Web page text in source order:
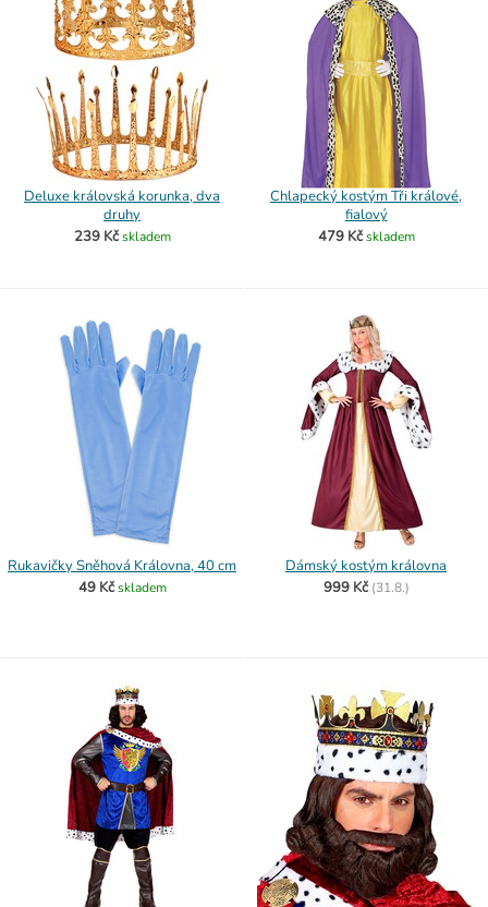
Deluxe královská korunka, dva
druhy
239 Kč skladem
Chlapecký kostým Tři králové,
fialový
479 Kč skladem
Rukavičky Sněhová Královna, 40 cm
49 Kč skladem
Dámský kostým královna
999 Kč (31.8.)